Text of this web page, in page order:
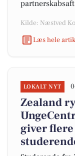
Kilde: Næstved
Læs hele
LOKALT NYT
Zealand
giver